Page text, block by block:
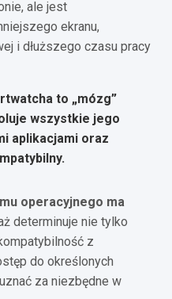
ale jest
ekranu,
i dłuższego czasu pracy
to „mózg”
wszystkie jego
aplikacjami oraz
operacyjnego ma
determinuje nie tylko
z
do określonych
za niezbędne w